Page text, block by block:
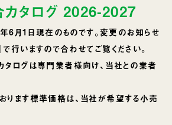
タログ 2026-2027
6月1日現在のものです。変更のお知らせ
」で行いますので合わせてご覧ください。
タログは専門業者様向け、当社との業者
ります標準価格は、当社が希望する小売